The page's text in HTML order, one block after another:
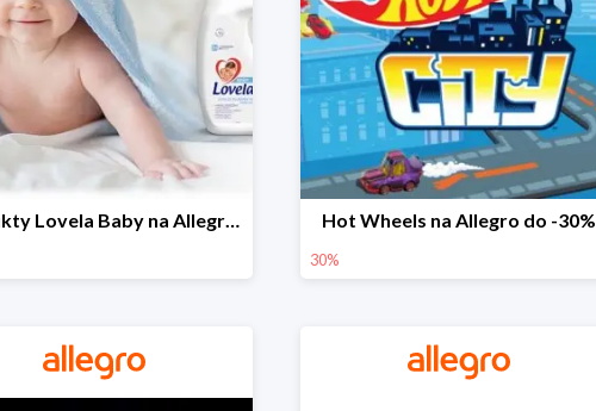
Produkty Lovela Baby na Allegro do -30% Hot Wheels na Allegro do -30%
30%